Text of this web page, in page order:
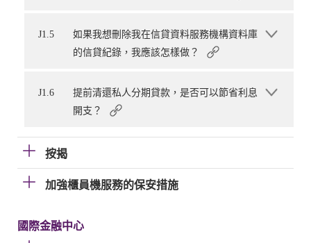
J1.5
如果我想刪除我在信貸資料服務機構資料庫
的信貸紀錄，我應該怎樣做？
J1.6
提前清還私人分期貸款，是否可以節省利息
開支？
按揭
加強櫃員機服務的保安措施
國際金融中心